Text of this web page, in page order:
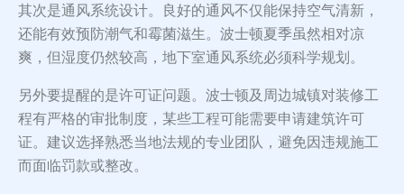
其次是通风系统设计。良好的通风不仅能保持空气清新，
还能有效预防潮气和霉菌滋生。波士顿夏季虽然相对凉
爽，但湿度仍然较高，地下室通风系统必须科学规划。
另外要提醒的是许可证问题。波士顿及周边城镇对装修工
程有严格的审批制度，某些工程可能需要申请建筑许可
证。建议选择熟悉当地法规的专业团队，避免因违规施工
而面临罚款或整改。